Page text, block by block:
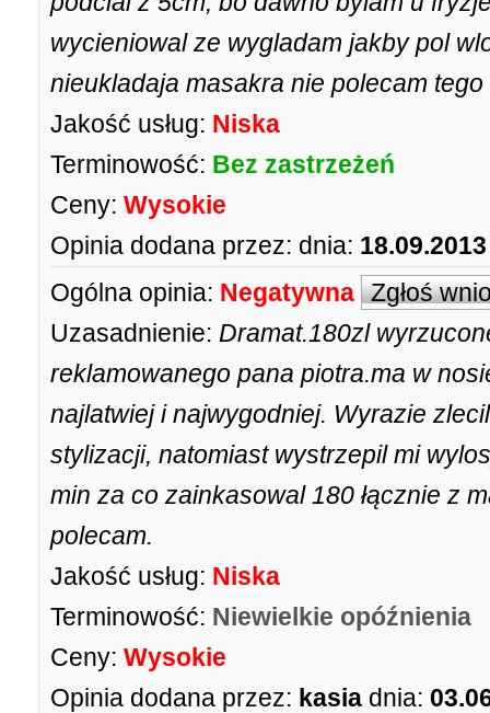
wycieniowal ze wygladam jakby pol
nieukladaja masakra nie polecam
Jakość usług: Niska
Terminowość: Bez zastrzeżeń
Ceny: Wysokie
Opinia dodana przez: dnia:
Ogólna opinia: Negatywna Zgłoś
Uzasadnienie: Dramat.180zl
reklamowanego pana piotra.ma w
najlatwiej i najwygodniej. Wyrazie
stylizacji, natomiast wystrzepil mi
min za co zainkasowal 180 łącznie z
polecam.
Jakość usług: Niska
Terminowość: Niewielkie opóźnienia
Ceny: Wysokie
Opinia dodana przez: kasia dnia: